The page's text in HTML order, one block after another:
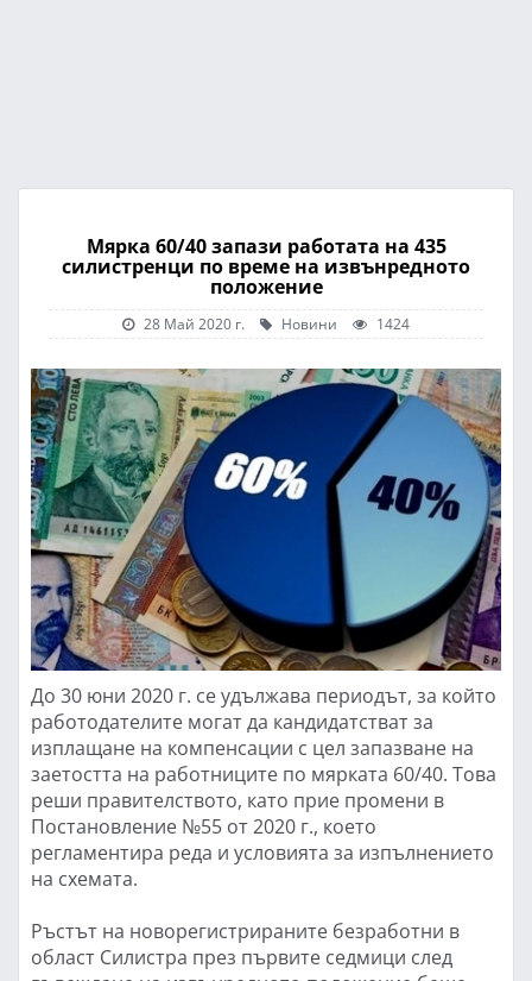
Мярка 60/40 запази работата на 435
силистренци по време на извънредното
положение
28 Май 2020 г. Новини 1424
До 30 юни 2020 г. се удължава периодът, за който
работодателите могат да кандидатстват за
изплащане на компенсации с цел запазване на
заетостта на работниците по мярката 60/40. Това
реши правителството, като прие промени в
Постановление №55 от 2020 г., което
регламентира реда и условията за изпълнението
на схемата.
Ръстът на новорегистрираните безработни в
област Силистра през първите седмици след